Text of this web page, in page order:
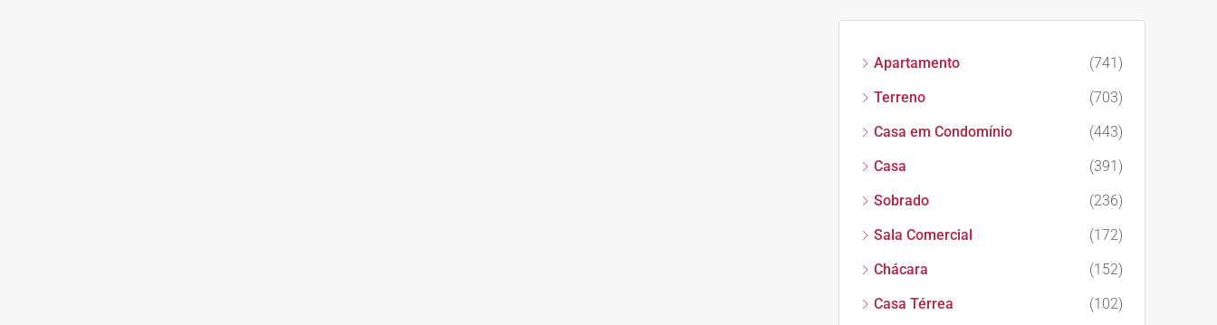
Apartamento
(741)
Terreno
(703)
Casa em Condomínio
(443)
Casa
(391)
Sobrado
(236)
Sala Comercial
(172)
Chácara
(152)
Casa Térrea
(102)